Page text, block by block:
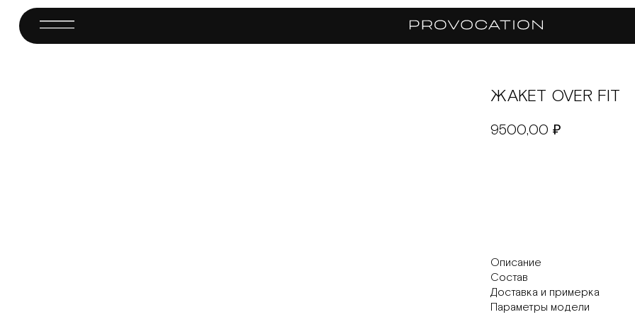
ЖАКЕТ OVER FIT
9500,00 ₽
Описание
Состав
Доставка и примерка
Параметры модели